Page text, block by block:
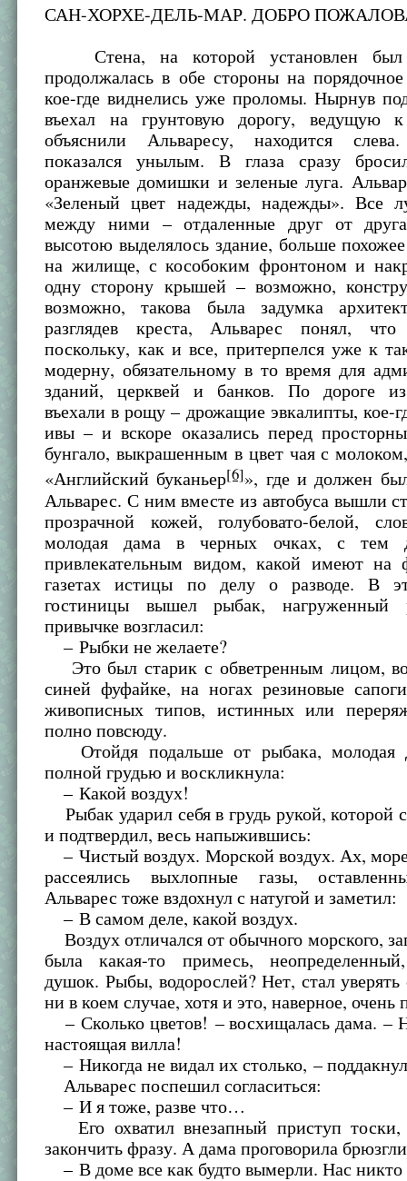
САН-ХОРХЕ-ДЕЛЬ-МАР. ДОБРО
Стена, на которой установлен был
продолжалась в обе стороны на
кое-где виднелись уже проломы. Нырнув
въехал на грунтовую дорогу, ведущую
объяснили Альваресу, находится
показался унылым. В глаза сразу
оранжевые домишки и зеленые луга.
«Зеленый цвет надежды, надежды». Все
между ними – отдаленные друг от
высотою выделялось здание, больше
на жилище, с кособоким фронтоном и
одну сторону крышей – возможно,
возможно, такова была задумка
разглядев креста, Альварес понял,
поскольку, как и все, притерпелся уже к
модерну, обязательному в то время для
зданий, церквей и банков. По дороге
въехали в рощу – дрожащие эвкалипты, кое-
ивы – и вскоре оказались перед
бунгало, выкрашенным в цвет чая с
«Английский буканьер[6]», где и должен
Альварес. С ним вместе из автобуса вышли
прозрачной кожей, голубовато-белой,
молодая дама в черных очках, с тем
привлекательным видом, какой имеют на
газетах истицы по делу о разводе. В
гостиницы вышел рыбак,
привычке возгласил:
– Рыбки не желаете?
Это был старик с обветренным лицом,
синей фуфайке, на ногах резиновые
живописных типов, истинных или
полно повсюду.
Отойдя подальше от рыбака, молодая
полной грудью и воскликнула:
– Какой воздух!
Рыбак ударил себя в грудь рукой, которой
и подтвердил, весь напыжившись:
– Чистый воздух. Морской воздух. Ах,
рассеялись выхлопные газы,
Альварес тоже вздохнул с натугой и заметил:
– В самом деле, какой воздух.
Воздух отличался от обычного морского,
была какая-то примесь,
душок. Рыбы, водорослей? Нет, стал уверять
ни в коем случае, хотя и это, наверное, очень
– Сколько цветов! – восхищалась дама. –
настоящая вилла!
– Никогда не видал их столько, –
Альварес поспешил согласиться:
– И я тоже, разве что…
Его охватил внезапный приступ
закончить фразу. А дама проговорила
– В доме все как будто вымерли. Нас никто